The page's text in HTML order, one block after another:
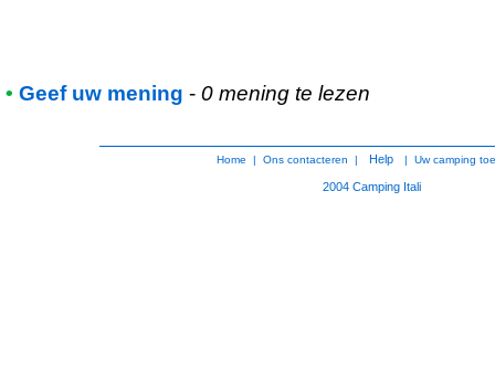
• Geef uw mening - 0 mening te lezen
Home | Ons contacteren | Help | Uw camping
2004 Camping Itali